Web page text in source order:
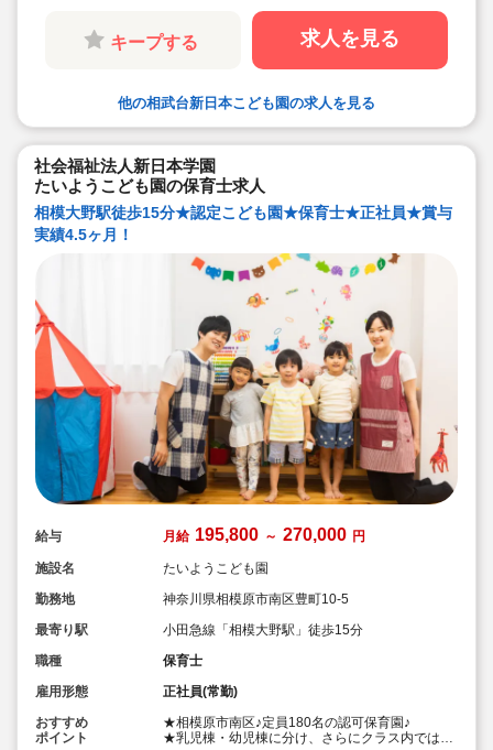
キープする 求人を見る
他の相武台新日本こども園の求人を見る
社会福祉法人新日本学園
たいようこども園の保育士求人
相模大野駅徒歩15分★認定こども園★保育士★正社員★賞与
実績4.5ヶ月！
給与 月給 195,800 ～ 270,000 円
施設名
たいようこども園
勤務地
神奈川県相模原市南区豊町10-5
最寄り駅
小田急線「相模大野駅」徒歩15分
職種
保育士
雇用形態
正社員(常勤)
おすすめ
ポイント
★相模原市南区♪定員180名の認可保育園♪
★乳児棟・幼児棟に分け、さらにクラス内ではグ